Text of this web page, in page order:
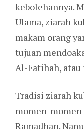
kebolehannya.
Ulama, ziarah
makam orang
tujuan
Al-Fatihah, atau
Tradisi ziarah
momen-
Ramadhan.